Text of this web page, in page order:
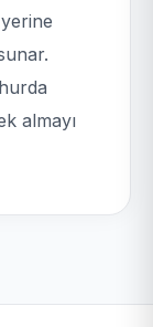
almayı